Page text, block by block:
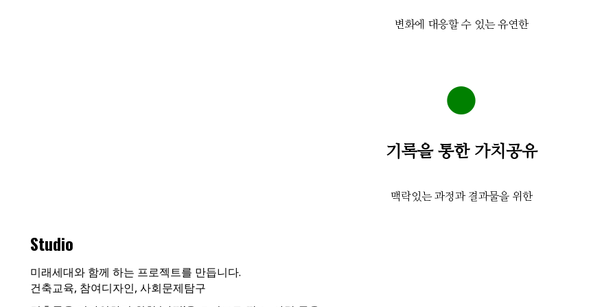
변화에 대응할 수 있는 유연한
●
기록을 통한 가치공유
맥락있는 과정과 결과물을 위한
Studio
미래세대와 함께 하는 프로젝트를 만듭니다.
건축교육, 참여디자인, 사회문제탐구